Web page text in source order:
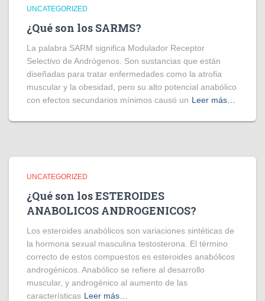
UNCATEGORIZED
¿Qué son los SARMS?
La palabra SARM significa Modulador Receptor
Selectivo de Andrógenos. Son sustancias que están
diseñadas para tratar enfermedades como la atrofia
muscular y la obesidad, pero su alto potencial anabólico
con efectos secundarios mínimos causó un Leer más…
UNCATEGORIZED
¿Qué son los ESTEROIDES
ANABOLICOS ANDROGENICOS?
Los esteroides anabólicos son variaciones sintéticas de
la hormona sexual masculina testosterona. El término
correcto de estos compuestos es esteroides anabólicos
androgénicos. Anabólico se refiere al desarrollo
muscular, y androgénico al aumento de las
características Leer más…